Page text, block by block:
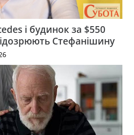
і будинок за $550
Стефанішину